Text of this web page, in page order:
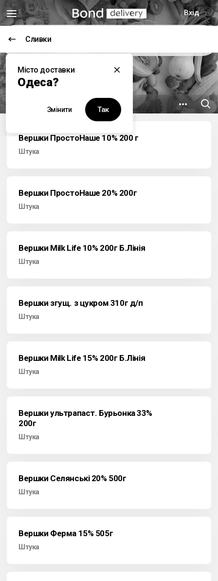
Місто доставки
Одеса?
Змінити Так
Вхід
Гурманъ
вул. Олександра Невського, 43
3.8 км
Сливки
Вершки ПростоНаше 10% 200 г
Штука
Вершки ПростоНаше 20% 200г
Штука
Вершки Milk Life 10% 200г Б.Лінія
Штука
Вершки згущ. з цукром 310г д/п
Штука
Вершки Milk Life 15% 200г Б.Лінія
Штука
Вершки ультрапаст. Бурьонка 33%
200г
Штука
Вершки Селянські 20% 500г
Штука
Вершки Ферма 15% 505г
Штука